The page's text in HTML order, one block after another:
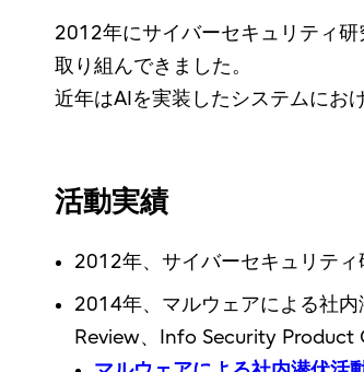
2012年にサイバーセキュリティ
取り組んできました。
近年はAIを実装したシステムにお
活動実績
2012年、サイバーセキュリティ
2014年、マルウェアによる社
Review、Info Security Product